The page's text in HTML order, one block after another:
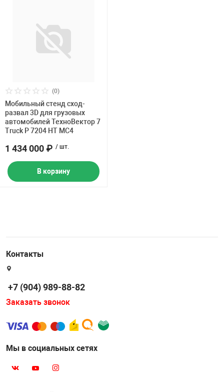
(0)
Мобильный стенд сход-
развал 3D для грузовых
автомобилей ТехноВектор 7
Truck P 7204 HT MC4
1 434 000 ₽ / шт.
В корзину
Контакты
+7 (904) 989-88-82
Заказать звонок
Мы в социальных сетях